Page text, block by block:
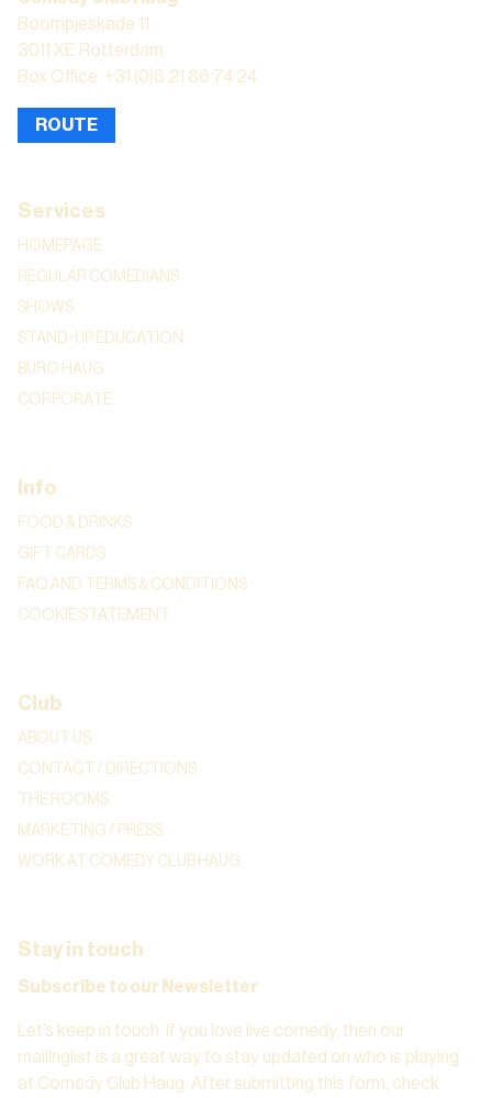
Boompjeskade 11
3011 XE Rotterdam
Box Office: +31 (0)6 21 86 74 24
ROUTE
Services
HOMEPAGE
REGULAR COMEDIANS
SHOWS
STAND-UP EDUCATION
BURO HAUG
CORPORATE
Info
FOOD & DRINKS
GIFT CARDS
FAQ AND TERMS & CONDITIONS
COOKIE STATEMENT
Club
ABOUT US
CONTACT / DIRECTIONS
THE ROOMS
MARKETING / PRESS
WORK AT COMEDY CLUB HAUG
Stay in touch
Subscribe to our Newsletter
Let’s keep in touch. If you love live comedy, then our
mailinglist is a great way to stay updated on who is playing
at Comedy Club Haug. After submitting this form, check